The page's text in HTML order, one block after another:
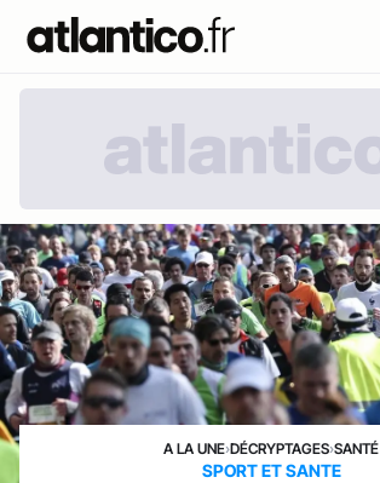
A LA UNE›DÉCRYPTAGES›SANTÉ
SPORT ET SANTE